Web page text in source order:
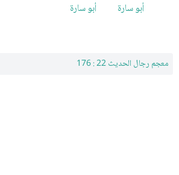
أبو سارة أبو سارة
معجم رجال الحديث 22 : 176